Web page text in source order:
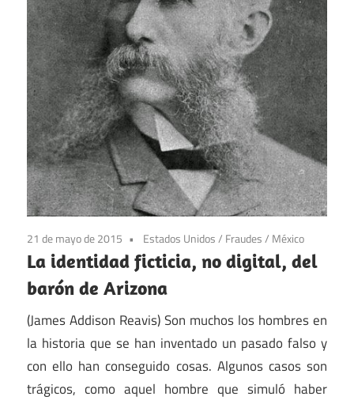
21 de mayo de 2015 Estados Unidos/ Fraudes/ México
La identidad ficticia, no digital, del
barón de Arizona
(James Addison Reavis) Son muchos los hombres en
la historia que se han inventado un pasado falso y
con ello han conseguido cosas. Algunos casos son
trágicos, como aquel hombre que simuló haber